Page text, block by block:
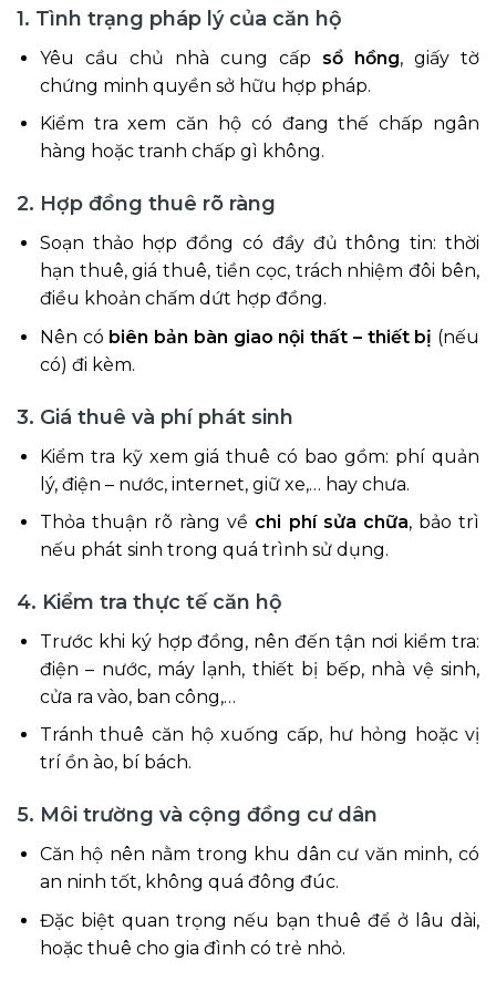
1. Tình trạng pháp lý của căn hộ
Yêu cầu chủ nhà cung cấp sổ hồng, giấy tờ
chứng minh quyền sở hữu hợp pháp.
Kiểm tra xem căn hộ có đang thế chấp ngân
hàng hoặc tranh chấp gì không.
2. Hợp đồng thuê rõ ràng
Soạn thảo hợp đồng có đầy đủ thông tin: thời
hạn thuê, giá thuê, tiền cọc, trách nhiệm đôi bên,
điều khoản chấm dứt hợp đồng.
Nên có biên bản bàn giao nội thất – thiết bị (nếu
có) đi kèm.
3. Giá thuê và phí phát sinh
Kiểm tra kỹ xem giá thuê có bao gồm: phí quản
lý, điện – nước, internet, giữ xe,… hay chưa.
Thỏa thuận rõ ràng về chi phí sửa chữa, bảo trì
nếu phát sinh trong quá trình sử dụng.
4. Kiểm tra thực tế căn hộ
Trước khi ký hợp đồng, nên đến tận nơi kiểm tra:
điện – nước, máy lạnh, thiết bị bếp, nhà vệ sinh,
cửa ra vào, ban công,…
Tránh thuê căn hộ xuống cấp, hư hỏng hoặc vị
trí ồn ào, bí bách.
5. Môi trường và cộng đồng cư dân
Căn hộ nên nằm trong khu dân cư văn minh, có
an ninh tốt, không quá đông đúc.
Đặc biệt quan trọng nếu bạn thuê để ở lâu dài,
hoặc thuê cho gia đình có trẻ nhỏ.